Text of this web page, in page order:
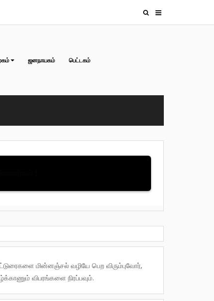
ஜனநாயகம் பெட்டகம்
விபரங்களை நிரப்பவும்.